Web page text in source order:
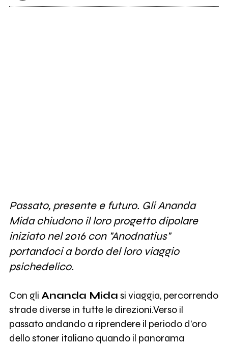
Passato, presente e futuro. Gli Ananda
Mida chiudono il loro progetto dipolare
iniziato nel 2016 con "Anodnatius"
portandoci a bordo del loro viaggio
psichedelico.
Con gli Ananda Mida si viaggia, percorrendo
strade diverse in tutte le direzioni.Verso il
passato andando a riprendere il periodo d'oro
dello stoner italiano quando il panorama